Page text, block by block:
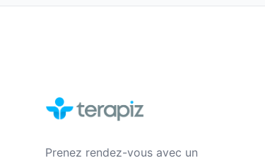
Prenez rendez-vous avec un